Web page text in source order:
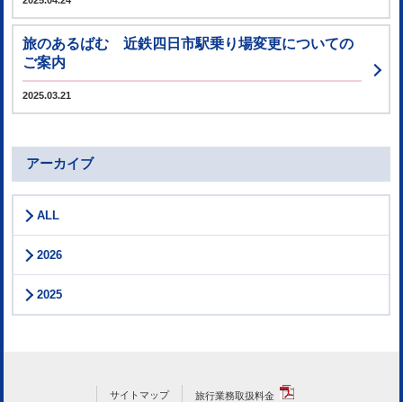
旅のあるばむ 近鉄四日市駅乗り場変更についての
ご案内
2025.03.21
アーカイブ
ALL
2026
2025
サイトマップ
旅行業務取扱料金